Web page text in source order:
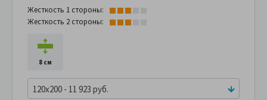
Жесткость 1 стороны:
Жесткость 2 стороны:
8 см
120x200 - 11 923 руб.